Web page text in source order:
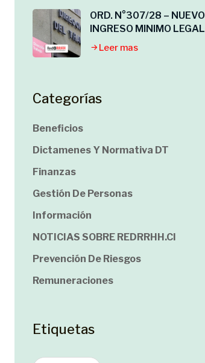
ORD. N°307/28 – NUEVO
INGRESO MINIMO LEGAL
Leer mas
Categorías
Beneficios
Dictamenes Y Normativa DT
Finanzas
Gestión De Personas
Información
NOTICIAS SOBRE REDRRHH.cl
Prevención De Riesgos
Remuneraciones
Etiquetas